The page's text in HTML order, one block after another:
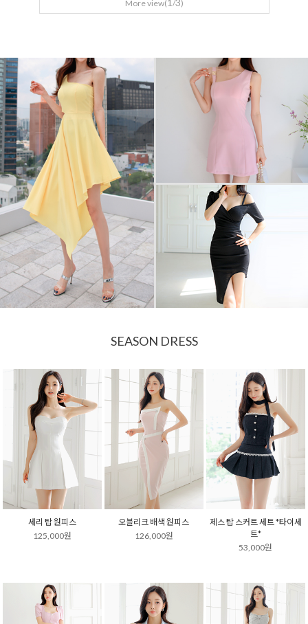
More view(1 /3)
SEASON DRESS
세리 탑 원피스
125,000원
오블리크 배색 원피스
126,000원
제스 탑 스커트 세트 *타이세
트*
53,000원